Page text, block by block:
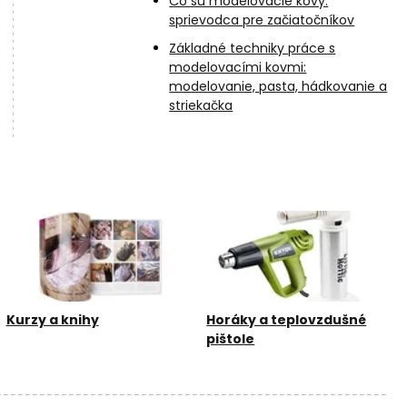
sprievodca pre začiatočníkov
Základné techniky práce s
modelovacími kovmi:
modelovanie, pasta, hádkovanie a
striekačka
Kurzy a knihy
Horáky a teplovzdušné
pištole